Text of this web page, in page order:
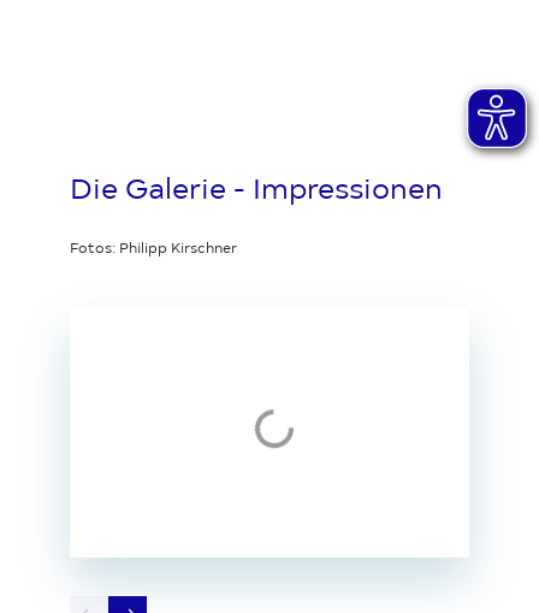
Die Galerie - Impressionen
Fotos: Philipp Kirschner
Loading...
Loading...
Loading...
Loading...
Loading...
Loading...
Loading...
Loading...
Loading...
Loading...